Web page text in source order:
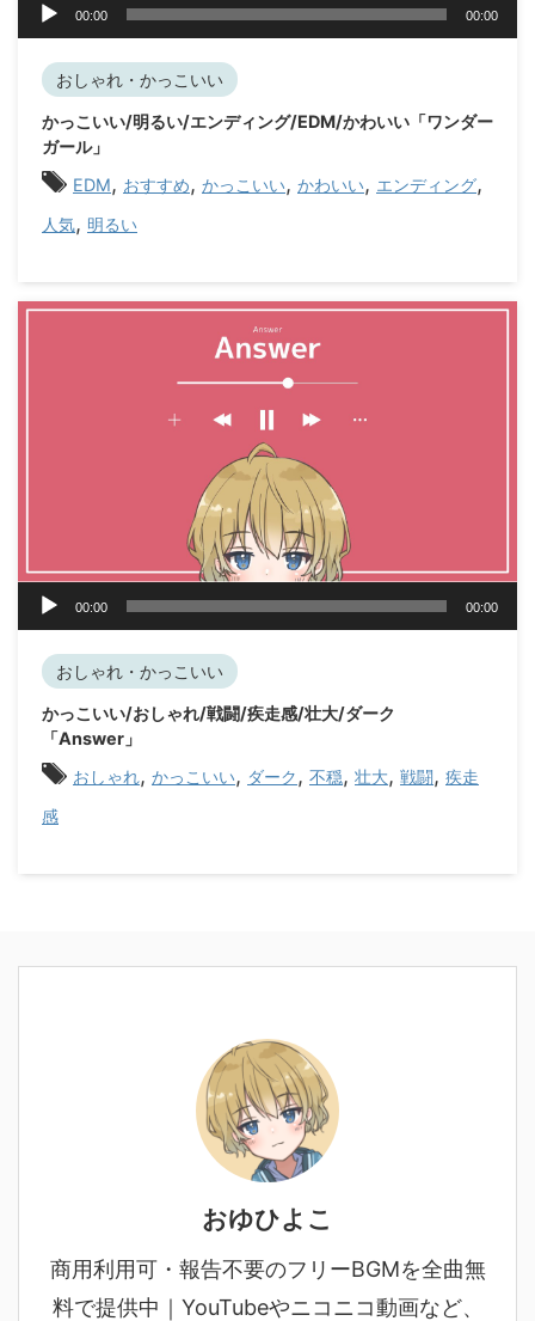
00:00 00:00
おしゃれ・かっこいい
かっこいい/明るい/エンディング/EDM/かわいい「ワンダー
ガール」
EDM, おすすめ, かっこいい, かわいい, エンディング,
人気, 明るい
00:00 00:00
おしゃれ・かっこいい
かっこいい/おしゃれ/戦闘/疾走感/壮大/ダーク
「Answer」
おしゃれ, かっこいい, ダーク , 不穏, 壮大, 戦闘, 疾走
感
おゆひよこ
商用利用可・報告不要のフリーBGMを全曲無
料で提供中｜YouTubeやニコニコ動画など、